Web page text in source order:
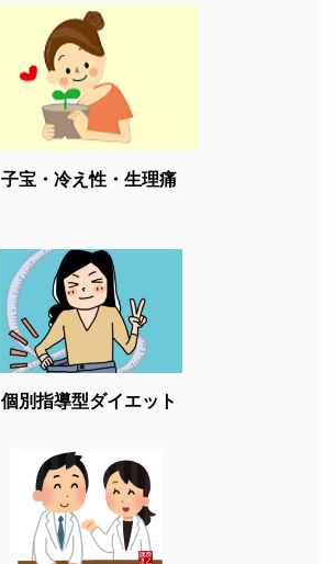
子宝・冷え性・生理痛
個別指導型ダイエット